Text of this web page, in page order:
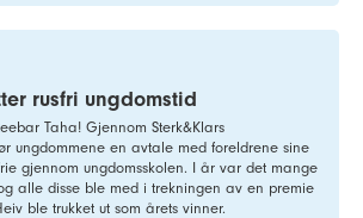
rusfri ungdomstid
Taha! Gjennom Sterk&Klars
ungdommene en avtale med foreldrene sine
gjennom ungdomsskolen. I år var det mange
alle disse ble med i trekningen av en premie
ble trukket ut som årets vinner.